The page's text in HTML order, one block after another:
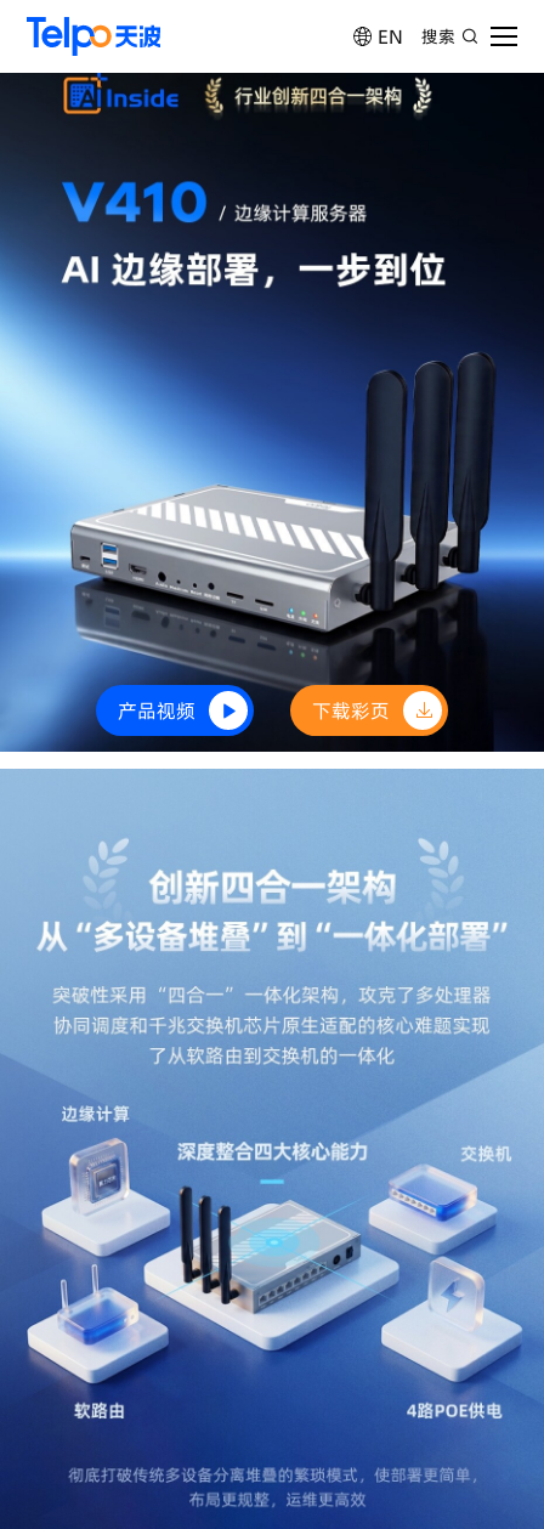
EN 搜索
产品中心
解决方案
天波学院
服务与支持
产品视频 下载彩页